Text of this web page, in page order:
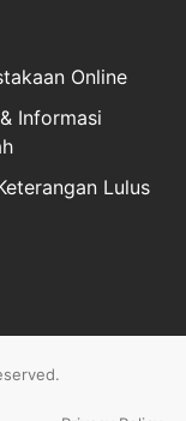
Online
Informasi
Lulus